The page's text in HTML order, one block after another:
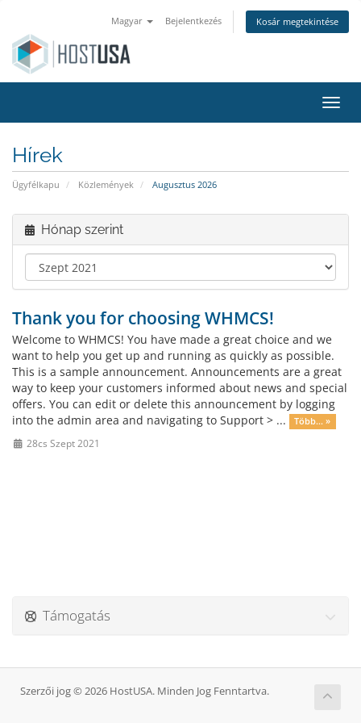
Magyar Bejelentkezés Kosár megtekintése
Hírek
Ügyfélkapu Közlemények Augusztus 2026
Hónap szerint
Thank you for choosing WHMCS!
Welcome to WHMCS! You have made a great choice and we
want to help you get up and running as quickly as possible.
This is a sample announcement. Announcements are a great
way to keep your customers informed about news and special
offers. You can edit or delete this announcement by logging
into the admin area and navigating to Support > ...
Több... »
28cs Szept 2021
Támogatás
Szerzői jog © 2026 HostUSA. Minden Jog Fenntartva.